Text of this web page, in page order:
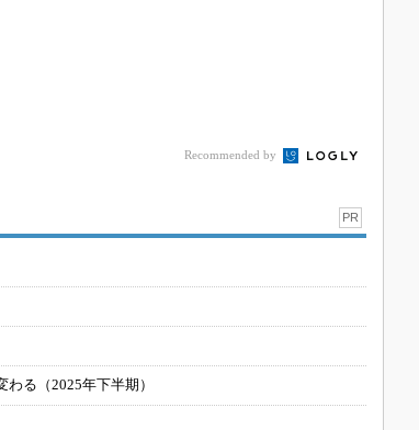
Recommended by
PR
る（2025年下半期）